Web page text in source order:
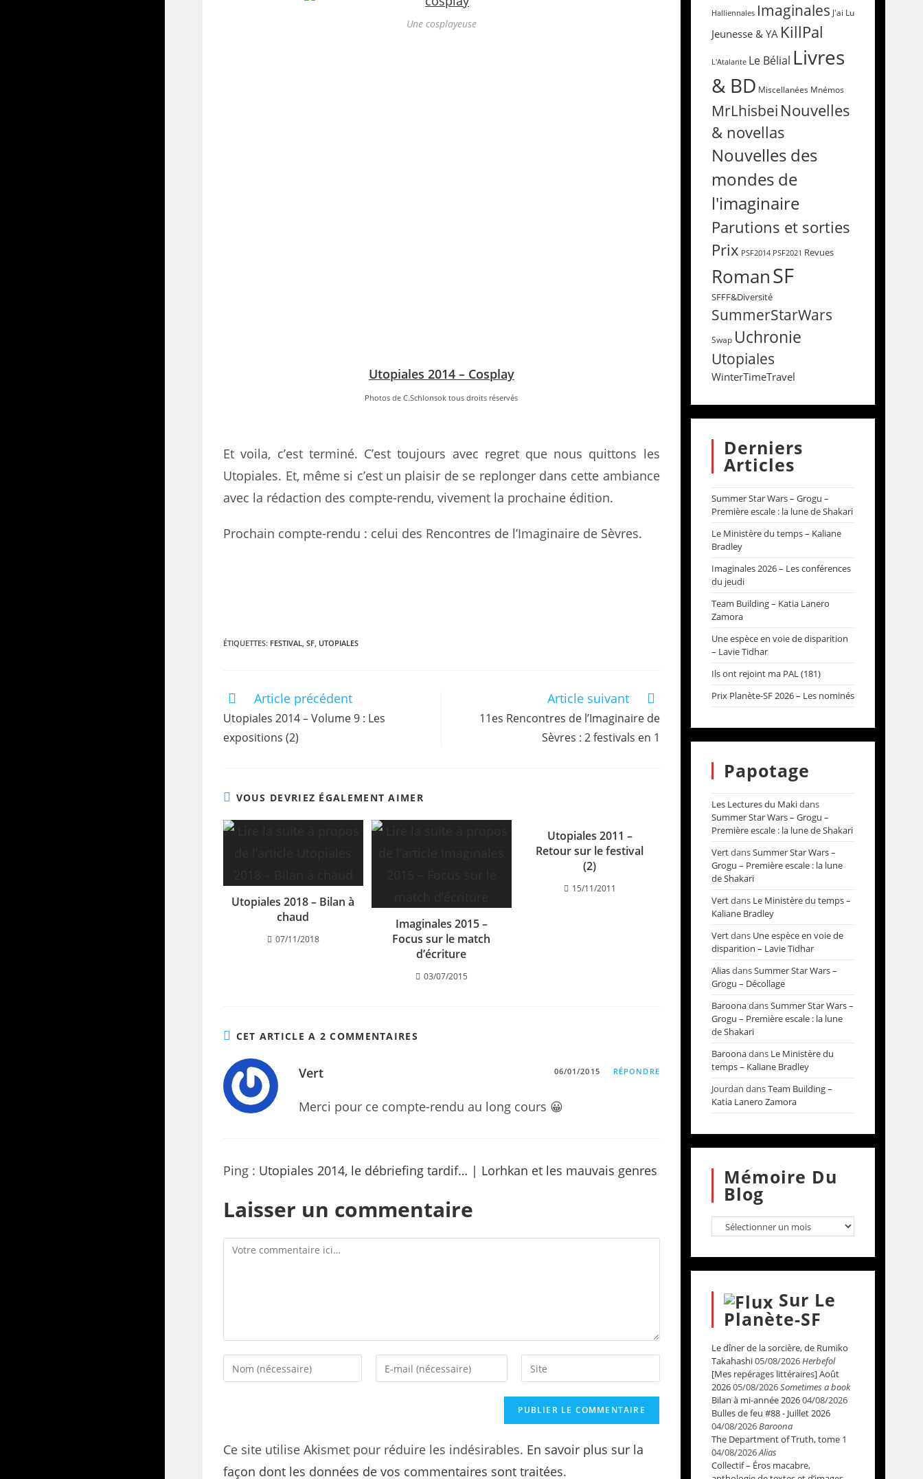
Une cosplayeuse
Utopiales 2014 – Cosplay
Photos de C.Schlonsok tous droits réservés
Et voila, c’est terminé. C’est toujours avec regret que nous quittons les
Utopiales. Et, même si c’est un plaisir de se replonger dans cette ambiance
avec la rédaction des compte-rendu, vivement la prochaine édition.
Prochain compte-rendu : celui des Rencontres de l’Imaginaire de Sèvres.
ÉTIQUETTES: FESTIVAL, SF, UTOPIALES
Article précédent
Utopiales 2014 – Volume 9 : Les
expositions (2)
Article suivant
11es Rencontres de l’Imaginaire de
Sèvres : 2 festivals en 1
VOUS DEVRIEZ ÉGALEMENT AIMER
Utopiales 2018 – Bilan à
chaud
07/11/2018
Imaginales 2015 –
Focus sur le match
d’écriture
03/07/2015
Utopiales 2011 –
Retour sur le festival
(2)
15/11/2011
CET ARTICLE A 2 COMMENTAIRES
Vert 06/01/2015 RÉPONDRE
Merci pour ce compte-rendu au long cours 😀
Ping : Utopiales 2014, le débriefing tardif… | Lorhkan et les mauvais genres
Laisser un commentaire
Ce site utilise Akismet pour réduire les indésirables. En savoir plus sur la
façon dont les données de vos commentaires sont traitées.
Halliennales Imaginales J'ai Lu
Jeunesse & YA KillPal
L'Atalante Le Bélial Livres
& BD Miscellanées Mnémos
MrLhisbei Nouvelles
& novellas
Nouvelles des
mondes de
l'imaginaire
Parutions et sorties
Prix PSF2014 PSF2021 Revues
RomanSF
SFFF&Diversité
SummerStarWars
Swap Uchronie
Utopiales
WinterTimeTravel
Derniers
Articles
Summer Star Wars – Grogu –
Première escale : la lune de Shakari
Le Ministère du temps – Kaliane
Bradley
Imaginales 2026 – Les conférences
du jeudi
Team Building – Katia Lanero
Zamora
Une espèce en voie de disparition
– Lavie Tidhar
Ils ont rejoint ma PAL (181)
Prix Planète-SF 2026 – Les nominés
Papotage
Les Lectures du Makidans
Summer Star Wars – Grogu –
Première escale : la lune de Shakari
VertdansSummer Star Wars –
Grogu – Première escale : la lune
de Shakari
Vertdans Le Ministère du temps –
Kaliane Bradley
Vertdans Une espèce en voie de
disparition – Lavie Tidhar
AliasdansSummer Star Wars –
Grogu – Décollage
BaroonadansSummer Star Wars –
Grogu – Première escale : la lune
de Shakari
Baroonadans Le Ministère du
temps – Kaliane Bradley
Jourdan dansTeam Building –
Katia Lanero Zamora
Mémoire Du
Blog
Sur Le
Planète-SF
Le dîner de la sorcière, de Rumiko
Takahashi05/08/2026Herbefol
[Mes repérages littéraires] Août
202605/08/2026Sometimes a book
Bilan à mi-année 202604/08/2026
Bulles de feu #88 - Juillet 2026
04/08/2026Baroona
The Department of Truth, tome 1
04/08/2026Alias
Collectif – Éros macabre,